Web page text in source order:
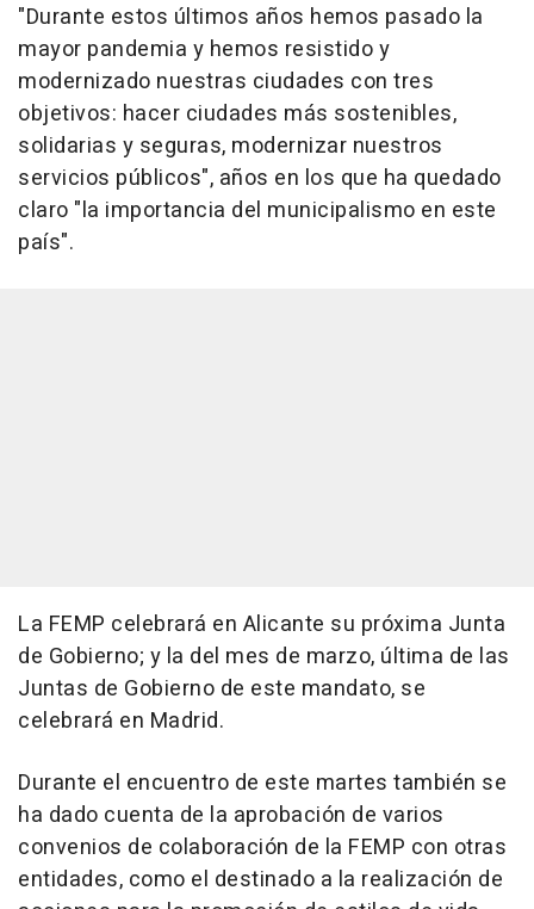
"Durante estos últimos años hemos pasado la
mayor pandemia y hemos resistido y
modernizado nuestras ciudades con tres
objetivos: hacer ciudades más sostenibles,
solidarias y seguras, modernizar nuestros
servicios públicos", años en los que ha quedado
claro "la importancia del municipalismo en este
país".
La FEMP celebrará en Alicante su próxima Junta
de Gobierno; y la del mes de marzo, última de las
Juntas de Gobierno de este mandato, se
celebrará en Madrid.
Durante el encuentro de este martes también se
ha dado cuenta de la aprobación de varios
convenios de colaboración de la FEMP con otras
entidades, como el destinado a la realización de